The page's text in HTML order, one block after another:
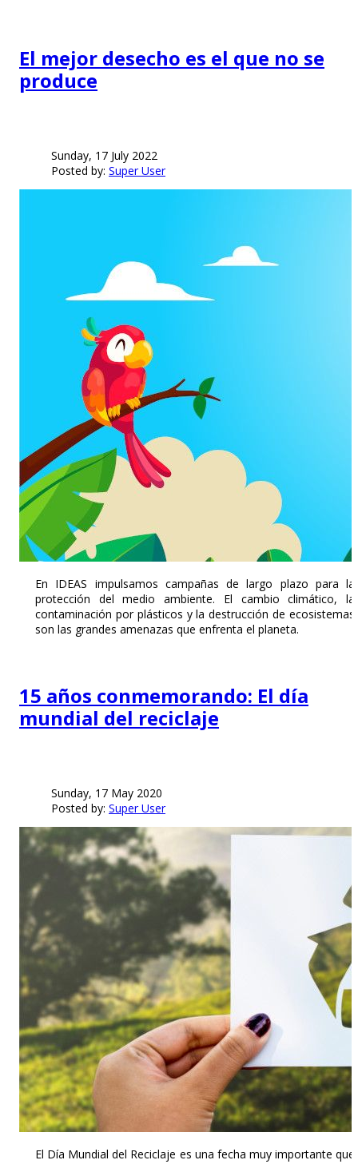
El mejor desecho es el que no se
produce
Sunday, 17 July 2022
Posted by: Super User
En IDEAS impulsamos campañas de largo plazo para la
protección del medio ambiente. El cambio climático, la
contaminación por plásticos y la destrucción de ecosistemas
son las grandes amenazas que enfrenta el planeta.
15 años conmemorando: El día
mundial del reciclaje
Sunday, 17 May 2020
Posted by: Super User
El Día Mundial del Reciclaje es una fecha muy importante que